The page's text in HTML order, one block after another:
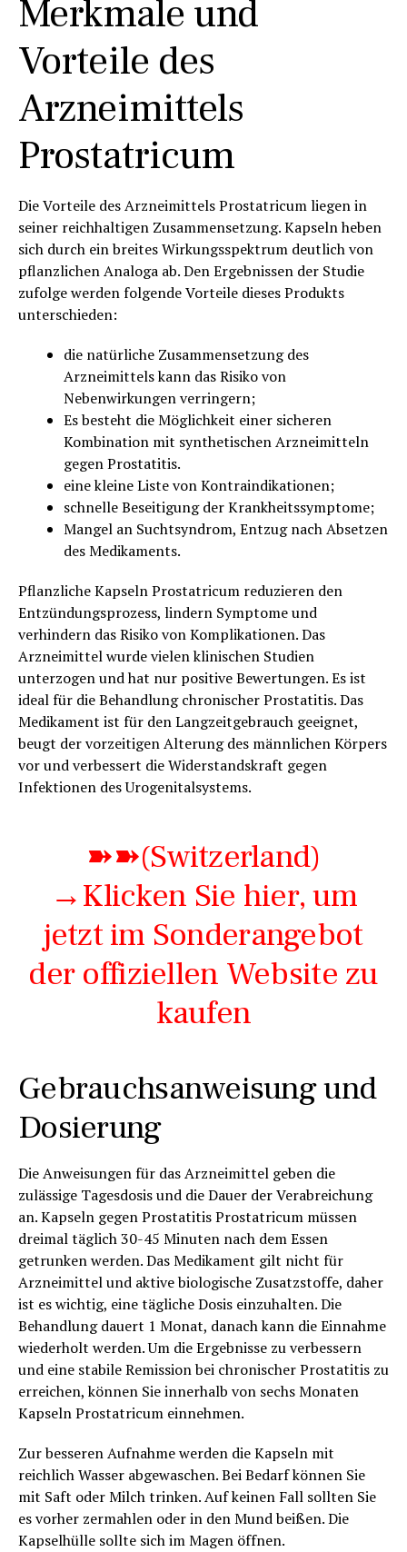
Merkmale und
Vorteile des
Arzneimittels
Prostatricum
Die Vorteile des Arzneimittels Prostatricum liegen in
seiner reichhaltigen Zusammensetzung. Kapseln heben
sich durch ein breites Wirkungsspektrum deutlich von
pflanzlichen Analoga ab. Den Ergebnissen der Studie
zufolge werden folgende Vorteile dieses Produkts
unterschieden:
die natürliche Zusammensetzung des
Arzneimittels kann das Risiko von
Nebenwirkungen verringern;
Es besteht die Möglichkeit einer sicheren
Kombination mit synthetischen Arzneimitteln
gegen Prostatitis.
eine kleine Liste von Kontraindikationen;
schnelle Beseitigung der Krankheitssymptome;
Mangel an Suchtsyndrom, Entzug nach Absetzen
des Medikaments.
Pflanzliche Kapseln Prostatricum reduzieren den
Entzündungsprozess, lindern Symptome und
verhindern das Risiko von Komplikationen. Das
Arzneimittel wurde vielen klinischen Studien
unterzogen und hat nur positive Bewertungen. Es ist
ideal für die Behandlung chronischer Prostatitis. Das
Medikament ist für den Langzeitgebrauch geeignet,
beugt der vorzeitigen Alterung des männlichen Körpers
vor und verbessert die Widerstandskraft gegen
Infektionen des Urogenitalsystems.
➽➽(Switzerland)
→Klicken Sie hier, um
jetzt im Sonderangebot
der offiziellen Website zu
kaufen
Gebrauchsanweisung und
Dosierung
Die Anweisungen für das Arzneimittel geben die
zulässige Tagesdosis und die Dauer der Verabreichung
an. Kapseln gegen Prostatitis Prostatricum müssen
dreimal täglich 30-45 Minuten nach dem Essen
getrunken werden. Das Medikament gilt nicht für
Arzneimittel und aktive biologische Zusatzstoffe, daher
ist es wichtig, eine tägliche Dosis einzuhalten. Die
Behandlung dauert 1 Monat, danach kann die Einnahme
wiederholt werden. Um die Ergebnisse zu verbessern
und eine stabile Remission bei chronischer Prostatitis zu
erreichen, können Sie innerhalb von sechs Monaten
Kapseln Prostatricum einnehmen.
Zur besseren Aufnahme werden die Kapseln mit
reichlich Wasser abgewaschen. Bei Bedarf können Sie
mit Saft oder Milch trinken. Auf keinen Fall sollten Sie
es vorher zermahlen oder in den Mund beißen. Die
Kapselhülle sollte sich im Magen öffnen.